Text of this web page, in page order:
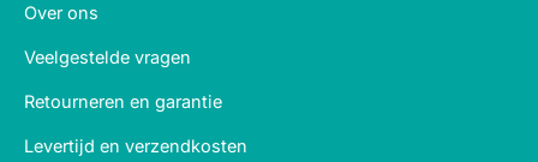
Over ons
Veelgestelde vragen
Retourneren en garantie
Levertijd en verzendkosten